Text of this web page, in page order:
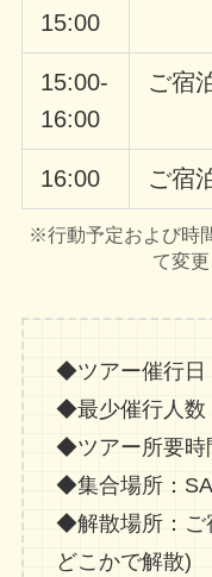
15:00
15:00-
16:00
ご宿
16:00 ご宿
※行動予定および時
て変
◆ツアー催行日
◆最少催行人数
◆ツアー所要時
◆集合場所：
◆解散場所：ご
どこかで解散)